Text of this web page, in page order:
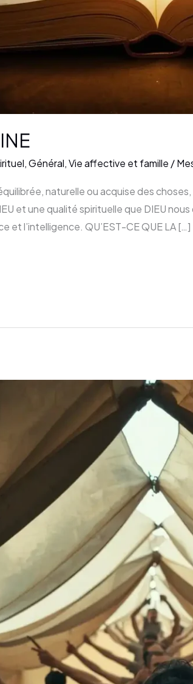
,Général,Vie affective et famille /
naturelle ou acquise des
et une qualité spirituelle que DIEU
et l’intelligence. QU’EST-CE QUE LA […]